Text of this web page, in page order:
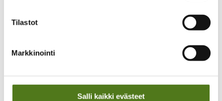
Tilastot
Markkinointi
Salli kaikki evästeet
Tietosuojaselosteet
Webropol kysely- ja raportointisovelluksella
Epilepsialehden tietosuojaseloste
Koulutus- ja tapahtumarekisterin tietosuojaseloste